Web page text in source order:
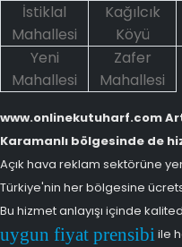
İstiklal
Mahallesi
Kağılcık
Köyü
Yeni
Mahallesi
Zafer
Mahallesi
www.onlinekutuharf.com
Karamanlı bölgesinde de
Açık hava reklam sektörüne
Türkiye'nin her bölgesine
Bu hizmet anlayışı içinde
uygun fiyat prensibi ile